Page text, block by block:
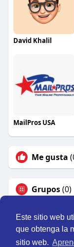
Este sitio web
que obtenga la
sitio web.
David Khalil
MailPros USA
Me gusta
Grupos(0)